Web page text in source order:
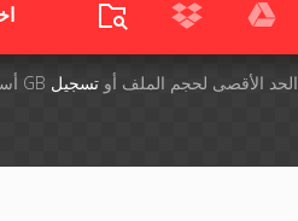
أسقِط الملفات هنا. 1 GB الحد الأقصى لحجم الملف أو تسجيل